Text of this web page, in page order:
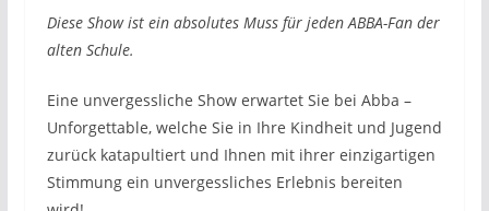
Diese Show ist ein absolutes Muss für jeden ABBA-Fan der
alten Schule.
Eine unvergessliche Show erwartet Sie bei Abba –
Unforgettable, welche Sie in Ihre Kindheit und Jugend
zurück katapultiert und Ihnen mit ihrer einzigartigen
Stimmung ein unvergessliches Erlebnis bereiten